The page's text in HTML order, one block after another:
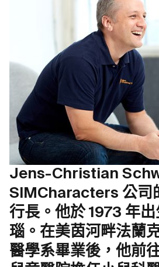
Jens-Christian
SIMCharacters 公司
行長。他於 1973 年
瑙。在美茵河畔法蘭
醫學系畢業後，他前